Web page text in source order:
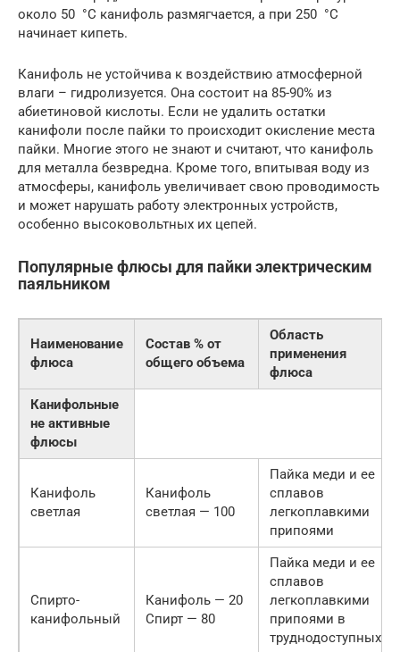
около 50 °С канифоль размягчается, а при 250 °С
начинает кипеть.
Канифоль не устойчива к воздействию атмосферной
влаги – гидролизуется. Она состоит на 85-90% из
абиетиновой кислоты. Если не удалить остатки
канифоли после пайки то происходит окисление места
пайки. Многие этого не знают и считают, что канифоль
для металла безвредна. Кроме того, впитывая воду из
атмосферы, канифоль увеличивает свою проводимость
и может нарушать работу электронных устройств,
особенно высоковольтных их цепей.
Популярные флюсы для пайки электрическим
паяльником
Наименование
флюса
Состав % от
общего объема
Область
применения
флюса
Канифольные
не активные
флюсы
Канифоль
светлая
Канифоль
светлая — 100
Пайка меди и ее
сплавов
легкоплавкими
припоями
Спирто-
канифольный
Канифоль — 20
Спирт — 80
Пайка меди и ее
сплавов
легкоплавкими
припоями в
труднодоступных